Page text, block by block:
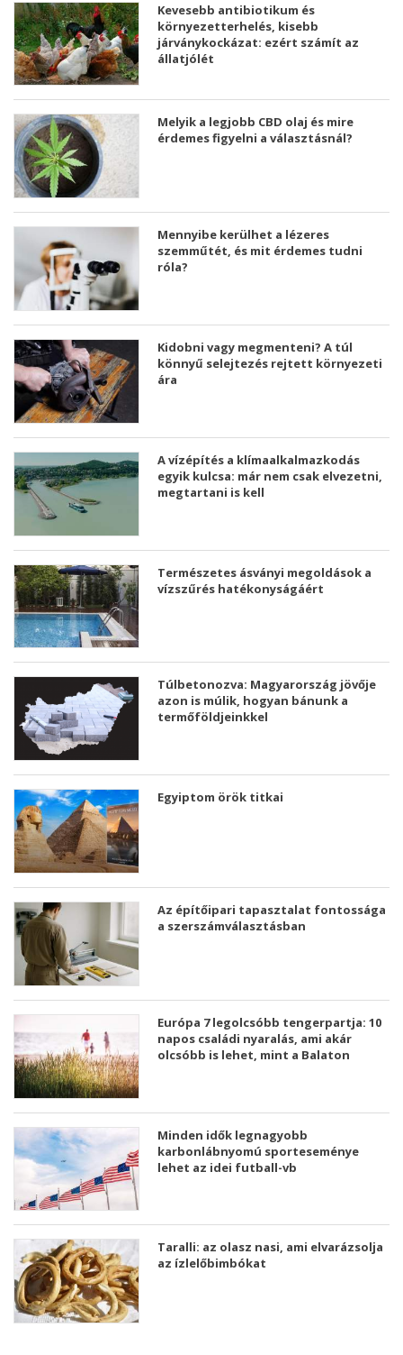
Kevesebb antibiotikum és
környezetterhelés, kisebb
járványkockázat: ezért számít az
állatjólét
Melyik a legjobb CBD olaj és mire
érdemes figyelni a választásnál?
Mennyibe kerülhet a lézeres
szemműtét, és mit érdemes tudni
róla?
Kidobni vagy megmenteni? A túl
könnyű selejtezés rejtett környezeti
ára
A vízépítés a klímaalkalmazkodás
egyik kulcsa: már nem csak elvezetni,
megtartani is kell
Természetes ásványi megoldások a
vízszűrés hatékonyságáért
Túlbetonozva: Magyarország jövője
azon is múlik, hogyan bánunk a
termőföldjeinkkel
Egyiptom örök titkai
Az építőipari tapasztalat fontossága
a szerszámválasztásban
Európa 7 legolcsóbb tengerpartja: 10
napos családi nyaralás, ami akár
olcsóbb is lehet, mint a Balaton
Minden idők legnagyobb
karbonlábnyomú sporteseménye
lehet az idei futball-vb
Taralli: az olasz nasi, ami elvarázsolja
az ízlelőbimbókat